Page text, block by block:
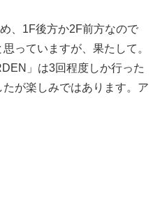
、1F後方か2F前方なので
っていますが、果たして。
」は3回程度しか行った
が楽しみではあります。ア